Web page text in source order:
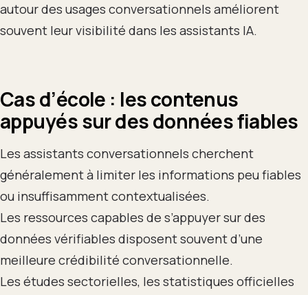
autour des usages conversationnels améliorent
souvent leur visibilité dans les assistants IA.
Cas d’école : les contenus
appuyés sur des données fiables
Les assistants conversationnels cherchent
généralement à limiter les informations peu fiables
ou insuffisamment contextualisées.
Les ressources capables de s’appuyer sur des
données vérifiables disposent souvent d’une
meilleure crédibilité conversationnelle.
Les études sectorielles, les statistiques officielles